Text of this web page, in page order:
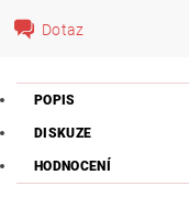
Dotaz
POPIS
DISKUZE
HODNOCENÍ